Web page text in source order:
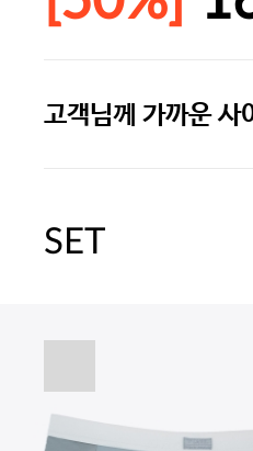
주말특가
고객님께 가까운 사
SET